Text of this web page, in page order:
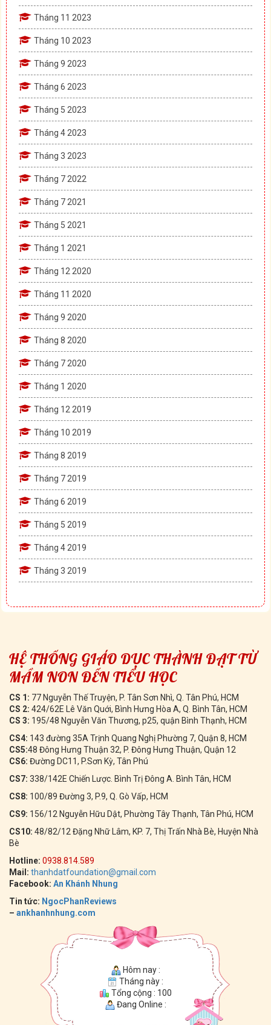
Tháng 11 2023
Tháng 10 2023
Tháng 9 2023
Tháng 6 2023
Tháng 5 2023
Tháng 4 2023
Tháng 3 2023
Tháng 7 2022
Tháng 7 2021
Tháng 5 2021
Tháng 1 2021
Tháng 12 2020
Tháng 11 2020
Tháng 9 2020
Tháng 8 2020
Tháng 7 2020
Tháng 1 2020
Tháng 12 2019
Tháng 10 2019
Tháng 8 2019
Tháng 7 2019
Tháng 6 2019
Tháng 5 2019
Tháng 4 2019
Tháng 3 2019
HỆ THỐNG GIÁO DỤC THÀNH ĐẠT TỪ
MẦM NON ĐẾN TIỂU HỌC
CS 1: 77 Nguyễn Thế Truyện, P. Tân Sơn Nhì, Q. Tân Phú, HCM
CS 2: 424/62E Lê Văn Quới, Bình Hưng Hòa A, Q. Bình Tân, HCM
CS 3: 195/48 Nguyễn Văn Thương, p25, quận Bình Thạnh, HCM
CS4: 143 đường 35A Trịnh Quang Nghị Phường 7, Quận 8, HCM
CS5:48 Đông Hưng Thuận 32, P. Đông Hưng Thuận, Quận 12
CS6: Đường DC11, P.Sơn Kỳ, Tân Phú
CS7: 338/142E Chiến Lược. Bình Trị Đông A. Bình Tân, HCM
CS8: 100/89 Đường 3, P.9, Q. Gò Vấp, HCM
CS9: 156/12 Nguyễn Hữu Dật, Phường Tây Thạnh, Tân Phú, HCM
CS10: 48/82/12 Đặng Nhữ Lâm, KP. 7, Thị Trấn Nhà Bè, Huyện Nhà
Bè
Hotline: 0938.814.589
Mail: thanhdatfoundation@gmail.com
Facebook: An Khánh Nhung
Tin tức: NgocPhanReviews
– ankhanhnhung.com
Hôm nay :
Tháng này :
Tổng cộng : 100
Đang Online :